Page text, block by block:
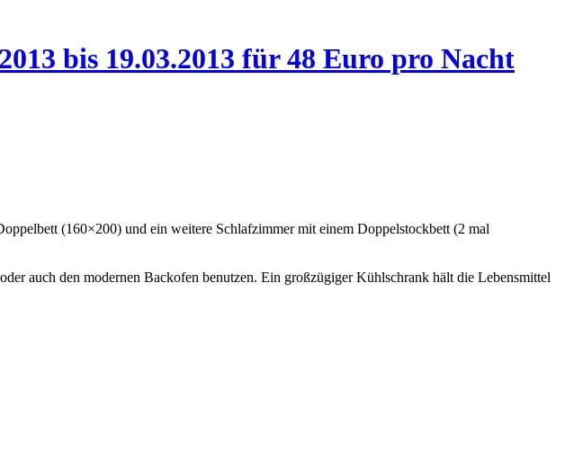
bis 19.03.2013 für 48 Euro pro Nacht
(160×200) und ein weitere Schlafzimmer mit einem Doppelstockbett (2 mal
auch den modernen Backofen benutzen. Ein großzügiger Kühlschrank hält die Lebensmittel